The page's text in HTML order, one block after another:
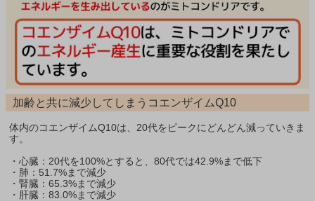
加齢と共に減少してしまうコエンザイムQ10
体内のコエンザイムQ10は、20代をピークにどんどん減っていきま
す。
・心臓：20代を100%とすると、80代では42.9%まで低下
・肺：51.7%まで減少
・腎臓：65.3%まで減少
・肝臓：83.0%まで減少